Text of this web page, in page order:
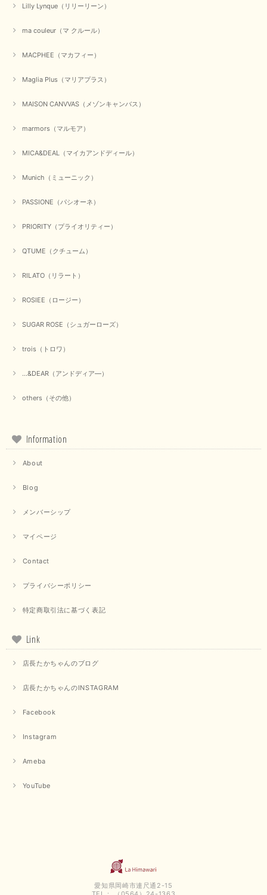
Lilly Lynque（リリーリーン）
ma couleur（マ クルール）
MACPHEE（マカフィー）
Maglia Plus（マリアプラス）
MAISON CANVVAS（メゾンキャンバス）
marmors（マルモア）
MICA&DEAL（マイカアンドディール）
Munich（ミューニック）
PASSIONE（パシオーネ）
PRIORITY（プライオリティー）
QTUME（クチューム）
RILATO（リラート）
ROSIEE（ロージー）
SUGAR ROSE（シュガーローズ）
trois（トロワ）
...&DEAR（アンドディア―）
others（その他）
Information
About
Blog
メンバーシップ
マイページ
Contact
プライバシーポリシー
特定商取引法に基づく表記
Link
店長たかちゃんのブログ
店長たかちゃんのINSTAGRAM
Facebook
Instagram
Ameba
YouTube
愛知県岡崎市連尺通2-15